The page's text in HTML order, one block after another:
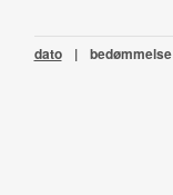
dato | bedømmelse